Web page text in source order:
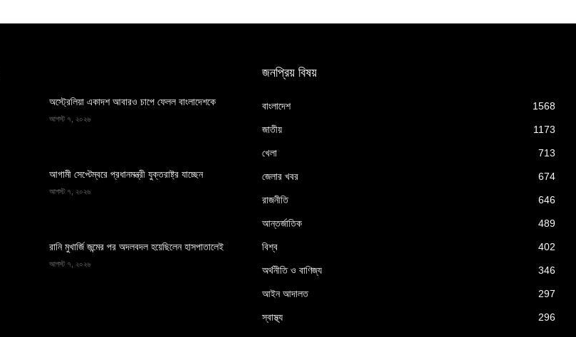
অস্ট্রেলিয়া একাদশ আবারও চাপে ফেলল বাংলাদেশকে
আগস্ট ৭, ২০২৬
আগামী সেপ্টেম্বরে প্রধানমন্ত্রী যুক্তরাষ্ট্র যাচ্ছেন
আগস্ট ৭, ২০২৬
রানি মুখার্জি জন্মের পর অদলবদল হয়েছিলেন হাসপাতালেই
আগস্ট ৭, ২০২৬
জনপ্রিয় বিষয়
বাংলাদেশ 1568
জাতীয় 1173
খেলা 713
জেলার খবর 674
রাজনীতি 646
আন্তর্জাতিক 489
বিশ্ব 402
অর্থনীতি ও বাণিজ্য 346
আইন আদালত 297
স্বাস্থ্য 296